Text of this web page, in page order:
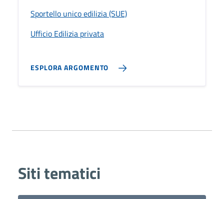
Sportello unico edilizia (SUE)
Ufficio Edilizia privata
ESPLORA ARGOMENTO
Siti tematici